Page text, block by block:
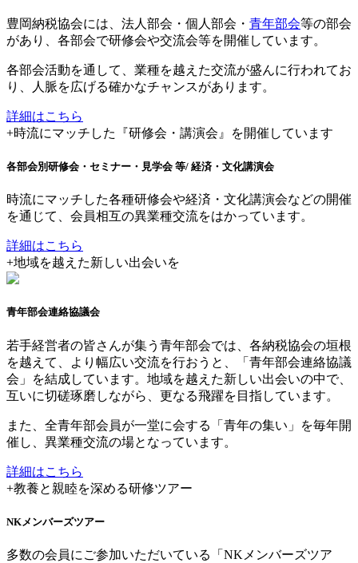
豊岡納税協会には、法人部会・個人部会・ 青年部会等の部会
があり、各部会で研修会や交流会等を開催しています。
各部会活動を通して、業種を越えた交流が盛んに行われてお
り、人脈を広げる確かなチャンスがあります。
詳細はこちら
+時流にマッチした『研修会・講演会』を開催しています
各部会別研修会・セミナー・見学会 等/ 経済・文化講演会
時流にマッチした各種研修会や経済・文化講演会などの開催
を通じて、会員相互の異業種交流をはかっています。
詳細はこちら
+地域を越えた新しい出会いを
青年部会連絡協議会
若手経営者の皆さんが集う青年部会では、各納税協会の垣根
を越えて、より幅広い交流を行おうと、「青年部会連絡協議
会」を結成しています。地域を越えた新しい出会いの中で、
互いに切磋琢磨しながら、更なる飛躍を目指しています。
また、全青年部会員が一堂に会する「青年の集い」を毎年開
催し、異業種交流の場となっています。
詳細はこちら
+教養と親睦を深める研修ツアー
NKメンバーズツアー
多数の会員にご参加いただいている「NKメンバーズツア